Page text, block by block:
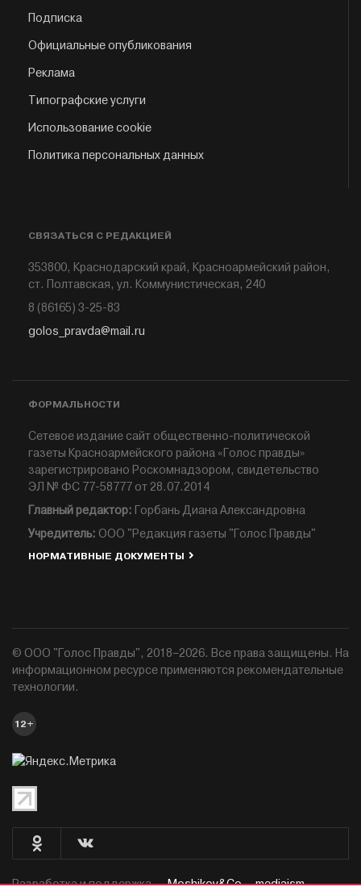
Подписка
Официальные опубликования
Реклама
Типографские услуги
Использование cookie
Политика персональных данных
СВЯЗАТЬСЯ С РЕДАКЦИЕЙ
353800, Краснодарский край, Красноармейский район,
ст. Полтавская, ул. Коммунистическая, 240
8 (86165) 3-25-83
golos_pravda@mail.ru
ФОРМАЛЬНОСТИ
Сетевое издание сайт общественно-политической
газеты Красноармейского района «Голос правды»
зарегистрировано Роскомнадзором, свидетельство
ЭЛ № ФС 77-58777 от 28.07.2014
Главный редактор: Горбань Диана Александровна
Учредитель: ООО "Редакция газеты "Голос Правды"
НОРМАТИВНЫЕ ДОКУМЕНТЫ
© ООО "Голос Правды", 2018–2026. Все права защищены. На
информационном ресурсе применяются рекомендательные
технологии.
12+
Разработка и поддержка —Moshikov&Co. - mediaism.